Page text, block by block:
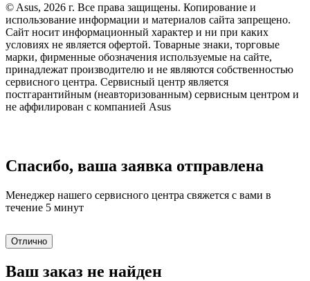
© Asus, 2026 г. Все права защищены. Копирование и
использование информации и материалов сайта запрещено.
Сайт носит информационный характер и ни при каких
условиях не является офертой. Товарные знаки, торговые
марки, фирменные обозначения используемые на сайте,
принадлежат производителю и не являются собственностью
сервисного центра. Сервисный центр является
постгарантийным (неавторизованным) сервисным центром и
не аффилирован с компанией Asus
Спасибо, ваша заявка отправлена
Менеджер нашего сервисного центра свяжется с вами в
течение 5 минут
Отлично
Ваш заказ не найден